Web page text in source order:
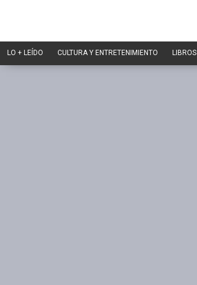
LO + LEÍDO CULTURA Y ENTRETENIMIENTO LIBROS